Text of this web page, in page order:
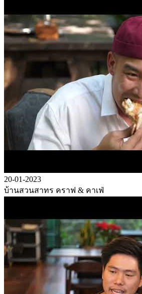
20-01-2023
บ้านสวนสาทร คราฟ & คาเฟ่